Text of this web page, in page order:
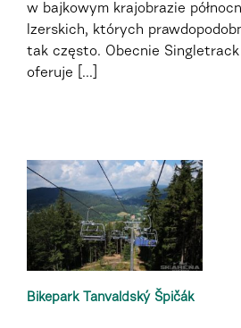
w bajkowym krajobrazie
Izerskich, których
tak często. Obecnie Singletrack
oferuje [...]
Bikepark Tanvaldský Špičák